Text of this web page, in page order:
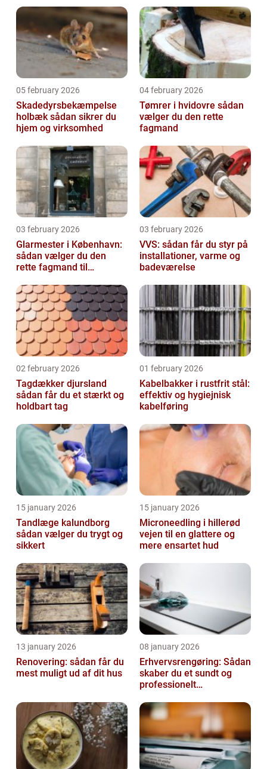
05 february 2026
Skadedyrsbekæmpelse
holbæk sådan sikrer du
hjem og virksomhed
04 february 2026
Tømrer i hvidovre sådan
vælger du den rette
fagmand
03 february 2026
Glarmester i København:
sådan vælger du den
rette fagmand til
03 february 2026
VVS: sådan får du styr på
installationer, varme og
badeværelse
02 february 2026
Tagdækker djursland
sådan får du et stærkt og
holdbart tag
01 february 2026
Kabelbakker i rustfrit stål:
effektiv og hygiejnisk
kabelføring
15 january 2026
Tandlæge kalundborg
sådan vælger du trygt og
sikkert
15 january 2026
Microneedling i hillerød
vejen til en glattere og
mere ensartet hud
13 january 2026
Renovering: sådan får du
mest muligt ud af dit hus
08 january 2026
Erhvervsrengøring: Sådan
skaber du et sundt og
professionelt